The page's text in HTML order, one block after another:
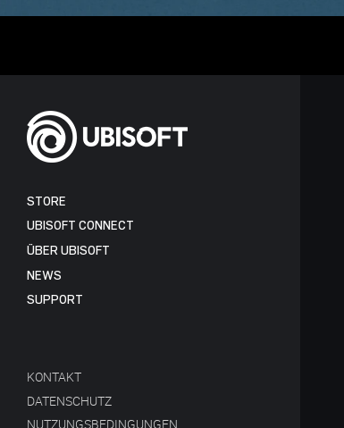
STORE
UBISOFT CONNECT
ÜBER UBISOFT
NEWS
SUPPORT
KONTAKT
DATENSCHUTZ
NUTZUNGSBEDINGUNGEN